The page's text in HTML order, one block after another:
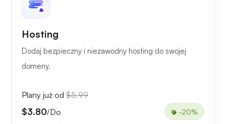
Hosting
Dodaj bezpieczny i niezawodny hosting do swojej
domeny.
Plany już od $5.99
$3.80/Do -20%